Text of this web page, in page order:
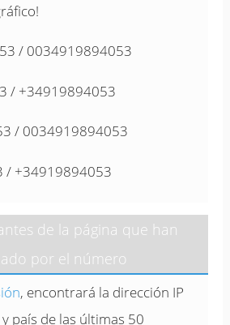
/ 0034919894053
/ +34919894053
/ 0034919894053
/ +34919894053
de la página que han
por el número
, encontrará la dirección IP
país de las últimas 50